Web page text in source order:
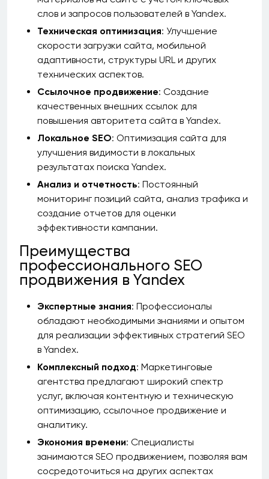
слов и запросов пользователей в Yandex.
Техническая оптимизация: Улучшение
скорости загрузки сайта, мобильной
адаптивности, структуры URL и других
технических аспектов.
Ссылочное продвижение: Создание
качественных внешних ссылок для
повышения авторитета сайта в Yandex.
Локальное SEO: Оптимизация сайта для
улучшения видимости в локальных
результатах поиска Yandex.
Анализ и отчетность: Постоянный
мониторинг позиций сайта, анализ трафика и
создание отчетов для оценки
эффективности кампании.
Преимущества
профессионального SEO
продвижения в Yandex
Экспертные знания: Профессионалы
обладают необходимыми знаниями и опытом
для реализации эффективных стратегий SEO
в Yandex.
Комплексный подход: Маркетинговые
агентства предлагают широкий спектр
услуг, включая контентную и техническую
оптимизацию, ссылочное продвижение и
аналитику.
Экономия времени: Специалисты
занимаются SEO продвижением, позволяя вам
сосредоточиться на других аспектах